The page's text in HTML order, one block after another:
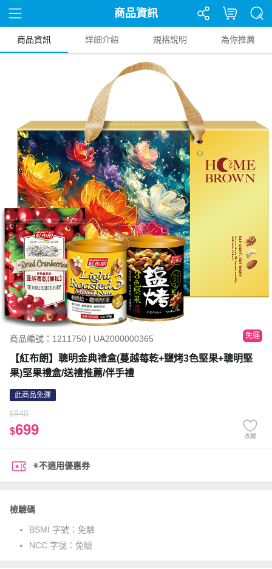
商品資訊
商品資訊 詳細介紹 規格說明 為你推薦
商品編號：1211750 | UA2000000365 免運
【紅布朗】聰明金典禮盒(蔓越莓乾+鹽烤3色堅果+聰明堅
果)堅果禮盒/送禮推薦/伴手禮
此商品免運
$940
$699 收藏
※不適用優惠券
檢驗碼
BSMI 字號： 免驗
NCC 字號： 免驗